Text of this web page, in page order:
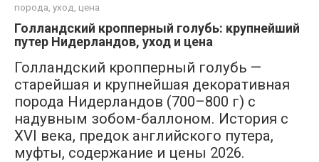
порода, уход, цена
Голландский кропперный голубь: крупнейший
путер Нидерландов, уход и цена
Голландский кропперный голубь —
старейшая и крупнейшая декоративная
порода Нидерландов (700–800 г) с
надувным зобом-баллоном. История с
XVI века, предок английского путера,
муфты, содержание и цены 2026.